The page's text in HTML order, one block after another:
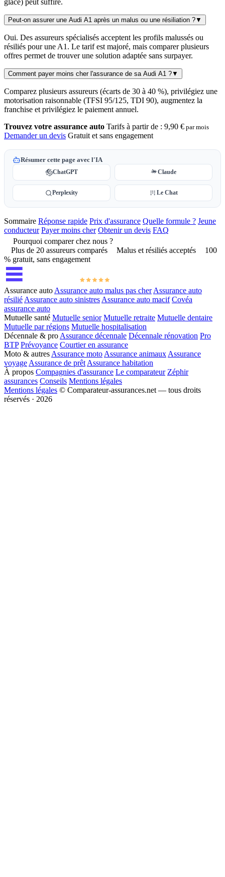
glace) peut suffire.
Peut-on assurer une Audi A1 après un malus ou une résiliation ?▼
Oui. Des assureurs spécialisés acceptent les profils malussés ou
résiliés pour une A1. Le tarif est majoré, mais comparer plusieurs
offres permet de trouver une solution adaptée sans surpayer.
Comment payer moins cher l'assurance de sa Audi A1 ?▼
Comparez plusieurs assureurs (écarts de 30 à 40 %), privilégiez une
motorisation raisonnable (TFSI 95/125, TDI 90), augmentez la
franchise et privilégiez le paiement annuel.
Trouvez votre assurance auto Tarifs à partir de : 9,90 € par mois
Demander un devis Gratuit et sans engagement
Résumer cette page avec l'IA
ChatGPT Claude
Perplexity Le Chat
Sommaire Réponse rapide Prix d'assurance Quelle formule ? Jeune
conducteur Payer moins cher Obtenir un devis FAQ
Pourquoi comparer chez nous ?
Plus de 20 assureurs comparés
Malus et résiliés acceptés
100
% gratuit, sans engagement
Assurance auto Assurance auto malus pas cher Assurance auto
résilié Assurance auto sinistres Assurance auto macif Covéa
assurance auto
Mutuelle santé Mutuelle senior Mutuelle retraite Mutuelle dentaire
Mutuelle par régions Mutuelle hospitalisation
Décennale & pro Assurance décennale Décennale rénovation Pro
BTP Prévoyance Courtier en assurance
Moto & autres Assurance moto Assurance animaux Assurance
voyage Assurance de prêt Assurance habitation
À propos Compagnies d'assurance Le comparateur Zéphir
assurances Conseils Mentions légales
Mentions légales © Comparateur-assurances.net — tous droits
réservés · 2026